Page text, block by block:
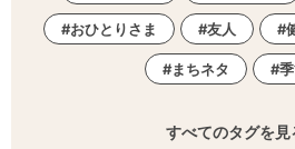
おひとりさま 友人
まちネタ
すべてのタグを見